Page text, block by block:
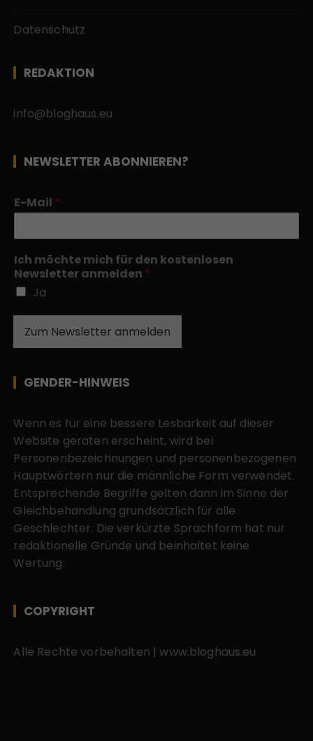
Datenschutz
REDAKTION
info@bloghaus.eu
NEWSLETTER ABONNIEREN?
E-Mail *
Ich möchte mich für den kostenlosen
Newsletter anmelden *
Ja
Zum Newsletter anmelden
GENDER-HINWEIS
Wenn es für eine bessere Lesbarkeit auf dieser
Website geraten erscheint, wird bei
Personenbezeichnungen und personenbezogenen
Hauptwörtern nur die männliche Form verwendet.
Entsprechende Begriffe gelten dann im Sinne der
Gleichbehandlung grundsätzlich für alle
Geschlechter. Die verkürzte Sprachform hat nur
redaktionelle Gründe und beinhaltet keine
Wertung.
COPYRIGHT
Alle Rechte vorbehalten | www.bloghaus.eu